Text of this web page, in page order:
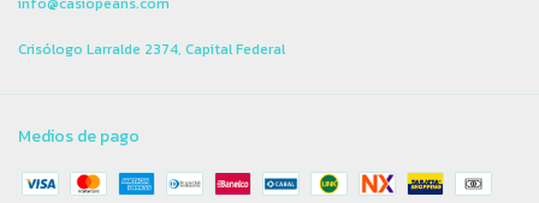
Crisólogo Larralde 2374, Capital Federal
Medios de pago